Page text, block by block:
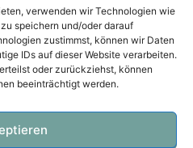
verwenden wir Technologien wie
speichern und/oder darauf
zustimmst, können wir Daten
IDs auf dieser Website verarbeiten.
oder zurückziehst, können
beeinträchtigt werden.